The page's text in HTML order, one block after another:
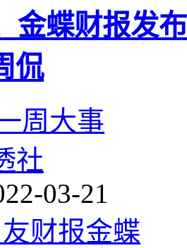
金蝶财报发
侃
周大事
社
03-21
财报金蝶